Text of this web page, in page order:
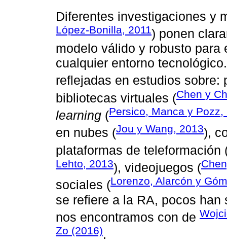
Diferentes investigaciones y
López-Bonilla, 2011) ponen
modelo válido y robusto
cualquier entorno
reflejadas en estudios sobre:
bibliotecas virtuales (Chen y
learning (Persico, Manca y Pozz,
en nubes (Jou y Wang, 2013),
plataformas de teleformación
Lehto, 2013), videojuegos (
sociales (Lorenzo, Alarcón y
se refiere a la RA, pocos
nos encontramos con de
Zo (2016).